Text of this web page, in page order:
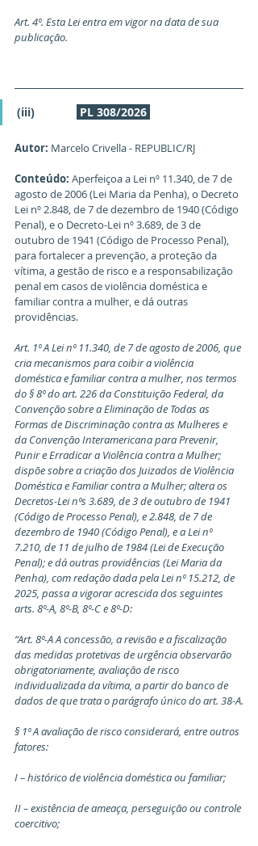
Art. 4º. Esta Lei entra em vigor na data de sua
publicação.
(iii) PL 308/2026
Autor: Marcelo Crivella - REPUBLIC/RJ
Conteúdo: Aperfeiçoa a Lei nº 11.340, de 7 de
agosto de 2006 (Lei Maria da Penha), o Decreto
Lei nº 2.848, de 7 de dezembro de 1940 (Código
Penal), e o Decreto-Lei nº 3.689, de 3 de
outubro de 1941 (Código de Processo Penal),
para fortalecer a prevenção, a proteção da
vítima, a gestão de risco e a responsabilização
penal em casos de violência doméstica e
familiar contra a mulher, e dá outras
providências.
Art. 1º A Lei nº 11.340, de 7 de agosto de 2006, que
cria mecanismos para coibir a violência
doméstica e familiar contra a mulher, nos termos
do § 8º do art. 226 da Constituição Federal, da
Convenção sobre a Eliminação de Todas as
Formas de Discriminação contra as Mulheres e
da Convenção Interamericana para Prevenir,
Punir e Erradicar a Violência contra a Mulher;
dispõe sobre a criação dos Juizados de Violência
Doméstica e Familiar contra a Mulher; altera os
Decretos-Lei nºs 3.689, de 3 de outubro de 1941
(Código de Processo Penal), e 2.848, de 7 de
dezembro de 1940 (Código Penal), e a Lei nº
7.210, de 11 de julho de 1984 (Lei de Execução
Penal); e dá outras providências (Lei Maria da
Penha), com redação dada pela Lei nº 15.212, de
2025, passa a vigorar acrescida dos seguintes
arts. 8º-A, 8º-B, 8º-C e 8º-D:
“Art. 8º-A A concessão, a revisão e a fiscalização
das medidas protetivas de urgência observarão
obrigatoriamente, avaliação de risco
individualizada da vítima, a partir do banco de
dados de que trata o parágrafo único do art. 38-A.
§ 1º A avaliação de risco considerará, entre outros
fatores:
I – histórico de violência doméstica ou familiar;
II – existência de ameaça, perseguição ou controle
coercitivo;